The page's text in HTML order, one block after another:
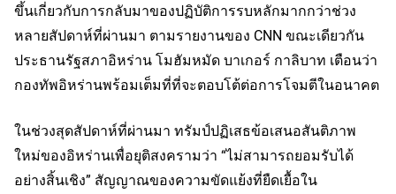
ขึ้นเกี่ยวกับการกลับมาของปฏิบัติการรบหลักมากกว่าช่วง
หลายสัปดาห์ที่ผ่านมา ตามรายงานของ CNN ขณะเดียวกัน
ประธานรัฐสภาอิหร่าน โมฮัมหมัด บาเกอร์ กาลิบาท เตือนว่า
กองทัพอิหร่านพร้อมเต็มที่ที่จะตอบโต้ต่อการโจมตีในอนาคต
ในช่วงสุดสัปดาห์ที่ผ่านมา ทรัมป์ปฏิเสธข้อเสนอสันติภาพ
ใหม่ของอิหร่านเพื่อยุติสงครามว่า “ไม่สามารถยอมรับได้
อย่างสิ้นเชิง” สัญญาณของความขัดแย้งที่ยืดเยื้อใน